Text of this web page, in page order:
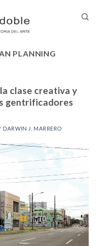
PLANNING
clase creativa y
gentrificadores
DARWIN J. MARRERO